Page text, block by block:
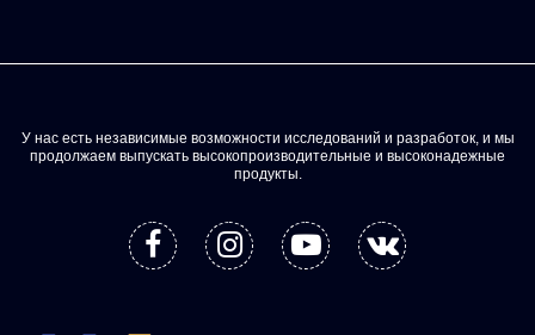
У нас есть независимые возможности исследований и разработок, и мы
продолжаем выпускать высокопроизводительные и высоконадежные
продукты.